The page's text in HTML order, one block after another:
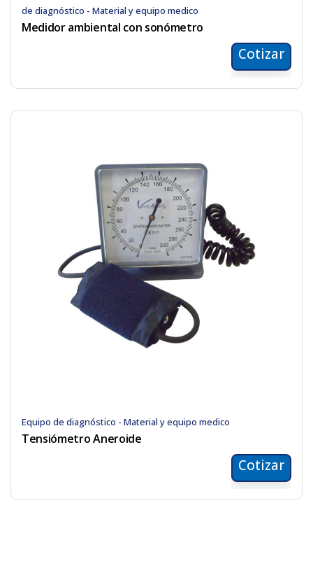
de diagnóstico - Material y equipo medico
Medidor ambiental con sonómetro
Cotizar
Equipo de diagnóstico - Material y equipo medico
Tensiómetro Aneroide
Cotizar